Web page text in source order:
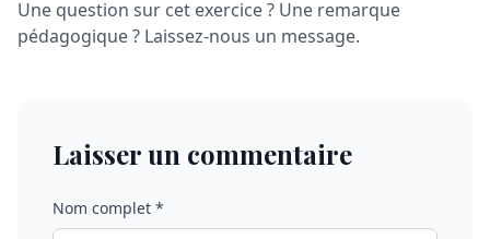
Une question sur cet exercice ? Une remarque
pédagogique ? Laissez-nous un message.
Laisser un commentaire
Nom complet *